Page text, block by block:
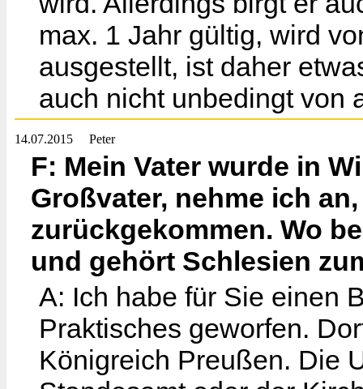
max. 1 Jahr gültig, wird
ausgestellt, ist daher
auch nicht unbedingt von
14.07.2015 Peter
F: Mein Vater wurde in
Großvater, nehme ich
zurückgekommen. Wo
und gehört Schlesien
A: Ich habe für Sie einen
Praktisches geworfen.
Königreich Preußen. Die